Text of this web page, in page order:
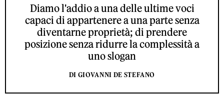
Diamo l'addio a una delle ultime voci
capaci di appartenere a una parte senza
diventarne proprietà; di prendere
posizione senza ridurre la complessità a
uno slogan
DI GIOVANNI DE STEFANO